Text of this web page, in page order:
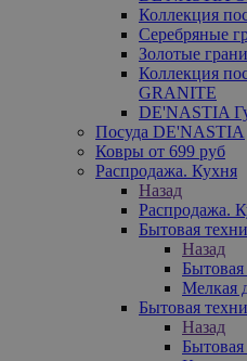
Коллекция
Серебряные
Золотые грани
Коллекция
GRANITE
DE'NASTIA
Посуда DE'NASTIA
Ковры от 699 руб
Распродажа. Кухня
Назад
Распродажа.
Бытовая
Назад
Бытовая
Мелкая
Бытовая
Назад
Бытовая